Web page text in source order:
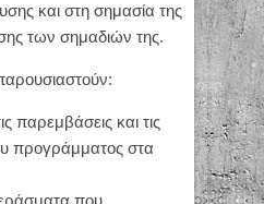
και στη σημασία της
των σημαδιών της.
παρεμβάσεις και τις
προγράμματος στα